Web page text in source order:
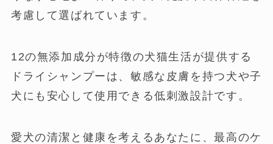
考慮して選ばれています。
12の無添加成分が特徴の犬猫生活が提供する
ドライシャンプーは、敏感な皮膚を持つ犬や子
犬にも安心して使用できる低刺激設計です。
愛犬の清潔と健康を考えるあなたに、最高のケ